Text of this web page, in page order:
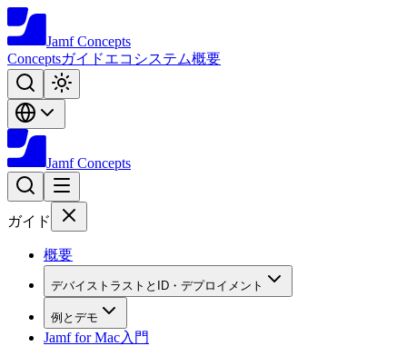
Jamf Concepts
Conceptsガイドエコシステム概要
Jamf Concepts
ガイド
概要
デバイストラストとID・デプロイメント
例とデモ
Jamf for Mac入門